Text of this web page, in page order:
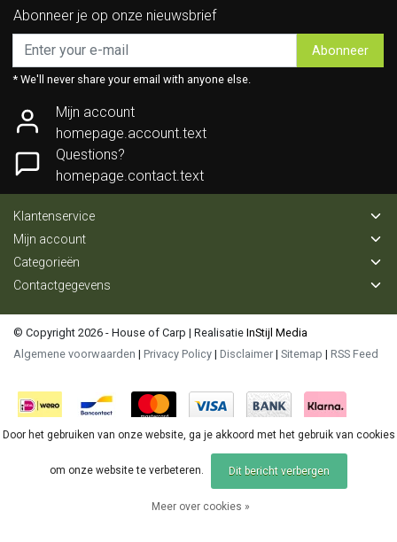
Abonneer je op onze nieuwsbrief
Abonneer
* We'll never share your email with anyone else.
Mijn account
homepage.account.text
Questions?
homepage.contact.text
Klantenservice
Mijn account
Categorieën
Contactgegevens
© Copyright 2026 - House of Carp | Realisatie InStijl Media
Algemene voorwaarden | Privacy Policy | Disclaimer | Sitemap | RSS Feed
Door het gebruiken van onze website, ga je akkoord met het gebruik van cookies
om onze website te verbeteren. Dit bericht verbergen
Meer over cookies »